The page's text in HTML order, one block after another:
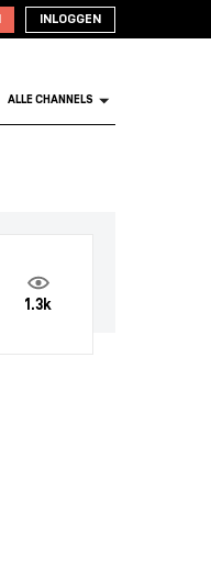
INLOGGEN
ALLE CHANNELS
1.3k